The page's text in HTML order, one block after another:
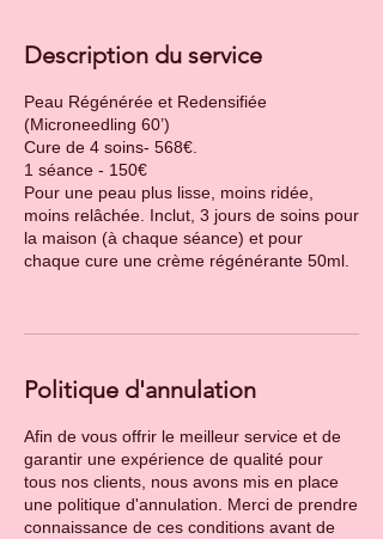
Description du service
Peau Régénérée et Redensifiée
(Microneedling 60’)
Cure de 4 soins- 568€.
1 séance - 150€
Pour une peau plus lisse, moins ridée,
moins relâchée. Inclut, 3 jours de soins pour
la maison (à chaque séance) et pour
chaque cure une crème régénérante 50ml.
Politique d'annulation
Afin de vous offrir le meilleur service et de
garantir une expérience de qualité pour
tous nos clients, nous avons mis en place
une politique d'annulation. Merci de prendre
connaissance de ces conditions avant de